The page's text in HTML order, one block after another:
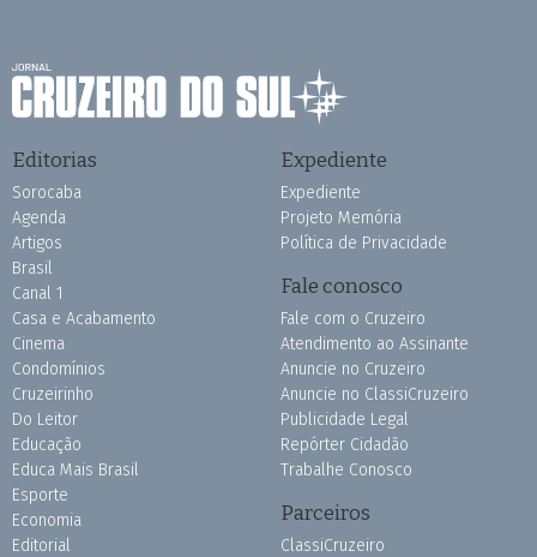
Editorias
Sorocaba
Agenda
Artigos
Brasil
Canal 1
Casa e Acabamento
Cinema
Condomínios
Cruzeirinho
Do Leitor
Educação
Educa Mais Brasil
Esporte
Economia
Editorial
Expediente
Expediente
Projeto Memória
Política de Privacidade
Fale conosco
Fale com o Cruzeiro
Atendimento ao Assinante
Anuncie no Cruzeiro
Anuncie no ClassiCruzeiro
Publicidade Legal
Repórter Cidadão
Trabalhe Conosco
Parceiros
ClassiCruzeiro